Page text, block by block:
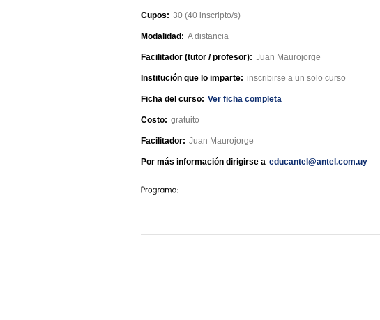
Cupos: 30 (40 inscripto/s)
Modalidad: A distancia
Facilitador (tutor / profesor): Juan Maurojorge
Institución que lo imparte: inscribirse a un solo curso
Ficha del curso: Ver ficha completa
Costo: gratuito
Facilitador: Juan Maurojorge
Por más información dirigirse a educantel@antel.com.uy